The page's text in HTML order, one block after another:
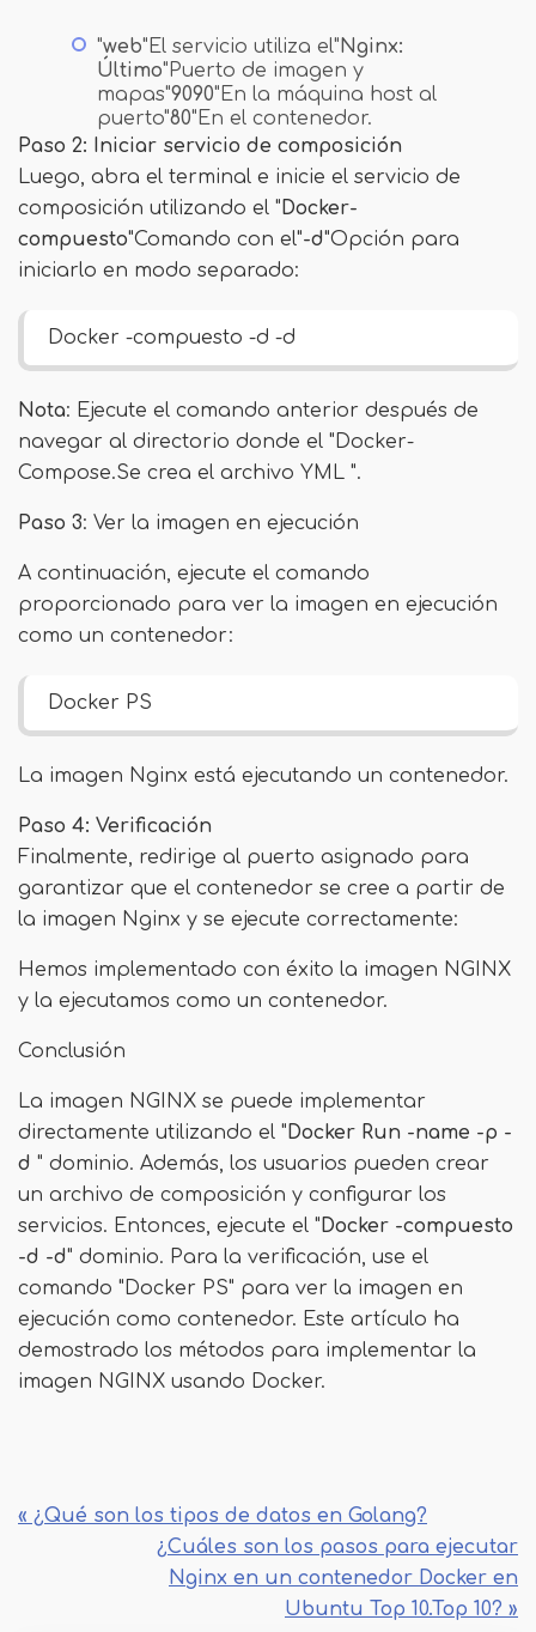
"web"El servicio utiliza el" Nginx:
Último"Puerto de imagen y
mapas"9090"En la máquina host al
puerto"80"En el contenedor.
Paso 2: Iniciar servicio de composición
Luego, abra el terminal e inicie el servicio de
composición utilizando el "Docker-
compuesto"Comando con el"-d"Opción para
iniciarlo en modo separado:
Docker -compuesto -d -d
Nota: Ejecute el comando anterior después de
navegar al directorio donde el "Docker-
Compose.Se crea el archivo YML ".
Paso 3: Ver la imagen en ejecución
A continuación, ejecute el comando
proporcionado para ver la imagen en ejecución
como un contenedor:
Docker PS
La imagen Nginx está ejecutando un contenedor.
Paso 4: Verificación
Finalmente, redirige al puerto asignado para
garantizar que el contenedor se cree a partir de
la imagen Nginx y se ejecute correctamente:
Hemos implementado con éxito la imagen NGINX
y la ejecutamos como un contenedor.
Conclusión
La imagen NGINX se puede implementar
directamente utilizando el "Docker Run -name -p -
d " dominio. Además, los usuarios pueden crear
un archivo de composición y configurar los
servicios. Entonces, ejecute el "Docker -compuesto
-d -d" dominio. Para la verificación, use el
comando "Docker PS" para ver la imagen en
ejecución como contenedor. Este artículo ha
demostrado los métodos para implementar la
imagen NGINX usando Docker.
« ¿Qué son los tipos de datos en Golang?
¿Cuáles son los pasos para ejecutar
Nginx en un contenedor Docker en
Ubuntu Top 10.Top 10? »